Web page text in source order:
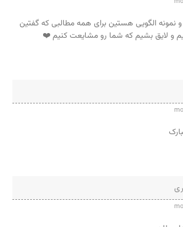
و نمونه الگویی هستین برای همه مطالبی که گفتین
و لایق بشیم که شما رو مشایعت کنیم ❤️